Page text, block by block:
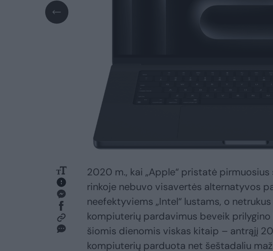
2020 m., kai „Apple“ pristatė pirmuosius
rinkoje nebuvo visavertės alternatyvos
neefektyviems „Intel“ lustams, o
kompiuterių pardavimus beveik
šiomis dienomis viskas kitaip – antrąjį
kompiuterių parduota net šeštadaliu